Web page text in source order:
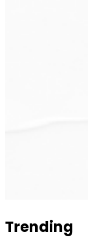
Trending